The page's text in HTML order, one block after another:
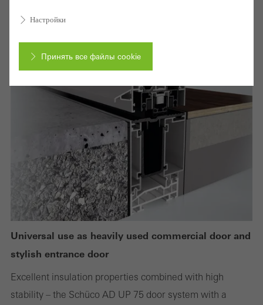
Universal use as heavily used commercial door and
stylish entrance door
Excellent insulation properties combined with high
stability – the Schüco AD UP 75 door system with a
Настройки
Принять все файлы cookie
Отменить
Требуемые файлы cookie (необходимые, функциональные,
незаменимые) не могут быть отключены
Технически необходимые файлы cookie используются для
корректной работы веб-сайтов Schüco, их нельзя отключить.
Без этих файлов cookie некоторые разделы веб-сайта или
запрашиваемые услуги не могут быть предоставлены.
Статистические / аналитические файлы cookie